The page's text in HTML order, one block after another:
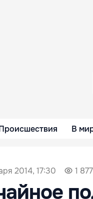
В
2014, 17:30 1 877